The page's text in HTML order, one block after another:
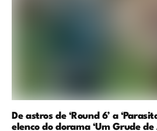
De astros de ‘Round 6’ a
elenco do dorama ‘Um Grude